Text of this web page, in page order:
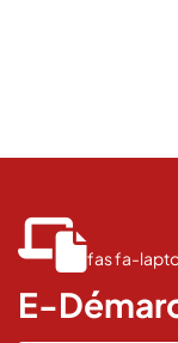
fas fa-
E-